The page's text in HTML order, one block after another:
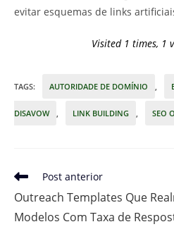
evitar esquemas de links
Visited 1 times, 1
TAGS: AUTORIDADE DE DOMÍNIO
DISAVOW LINK BUILDING SEO
Leia
artigos
Post anterior
Outreach Templates Que
Modelos Com Taxa de